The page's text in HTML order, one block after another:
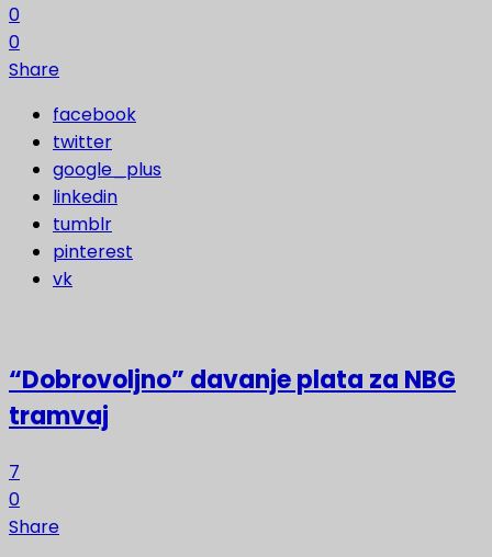
0
0
Share
facebook
twitter
google_plus
linkedin
tumblr
pinterest
vk
“Dobrovoljno” davanje plata za NBG
tramvaj
7
0
Share